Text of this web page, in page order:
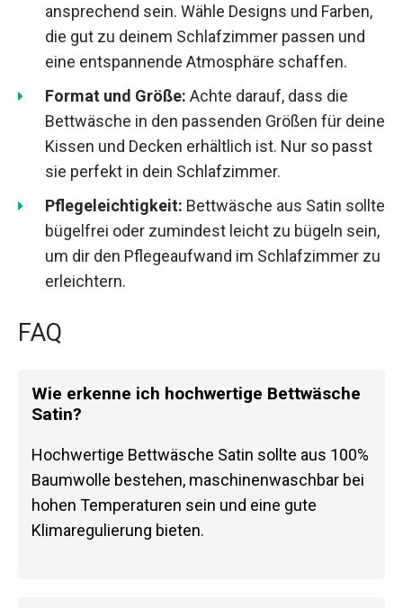
ansprechend sein. Wähle Designs und Farben,
die gut zu deinem Schlafzimmer passen und
eine entspannende Atmosphäre schaffen.
Format und Größe: Achte darauf, dass die
Bettwäsche in den passenden Größen für deine
Kissen und Decken erhältlich ist. Nur so passt
sie perfekt in dein Schlafzimmer.
Pflegeleichtigkeit: Bettwäsche aus Satin sollte
bügelfrei oder zumindest leicht zu bügeln sein,
um dir den Pflegeaufwand im Schlafzimmer zu
erleichtern.
FAQ
Wie erkenne ich hochwertige Bettwäsche
Satin?
Hochwertige Bettwäsche Satin sollte aus 100%
Baumwolle bestehen, maschinenwaschbar bei
hohen Temperaturen sein und eine gute
Klimaregulierung bieten.